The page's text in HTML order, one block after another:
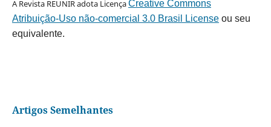
A Revista REUNIR adota LicençaCreative Commons
Atribuição-Uso não-comercial 3.0 Brasil Licenseou seu
equivalente.
Artigos Semelhantes